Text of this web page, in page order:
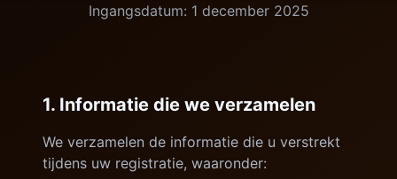
Ingangsdatum: 1 december 2025
1. Informatie die we verzamelen
We verzamelen de informatie die u verstrekt
tijdens uw registratie, waaronder: